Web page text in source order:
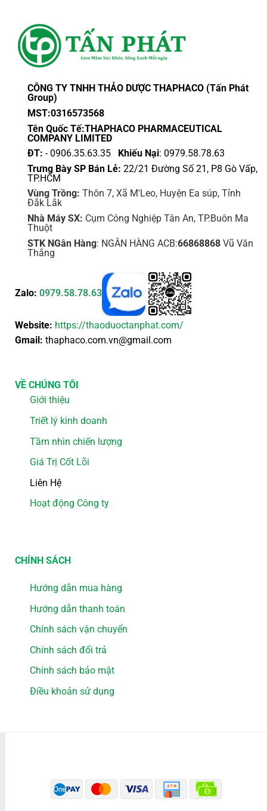
CÔNG TY TNHH THẢO DƯỢC THAPHACO (Tấn Phát
Group)
MST:0316573568
Tên Quốc Tế:THAPHACO PHARMACEUTICAL
COMPANY LIMITED
ĐT: - 0906.35.63.35 Khiếu Nại: 0979.58.78.63
Trưng Bày SP Bán Lẻ: 22/21 Đường Số 21, P8 Gò Vấp,
TP.HCM
Vùng Trồng: Thôn 7, Xã M'Leo, Huyện Ea súp, Tỉnh
Đắk Lắk
Nhà Máy SX: Cụm Công Nghiệp Tân An, TP.Buôn Ma
Thuột
STK NGân Hàng: NGÂN HÀNG ACB:66868868Vũ Văn
Thắng
Zalo: 0979.58.78.63
Website: https://thaoduoctanphat.com/
Gmail: thaphaco.com.vn@gmail.com
VỀ CHÚNG TÔI
Giới thiệu
Triết lý kinh doanh
Tầm nhìn chiến lượng
Giá Trị Cốt Lõi
Liên Hệ
Hoạt động Công ty
CHÍNH SÁCH
Hướng dẫn mua hàng
Hướng dẫn thanh toán
Chính sách vận chuyển
Chính sách đổi trả
Chính sách bảo mật
Điều khoản sử dụng